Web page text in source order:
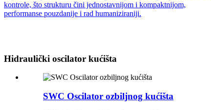
Hidraulički oscilator kućišta
SWC Oscilator ozbiljnog kućišta